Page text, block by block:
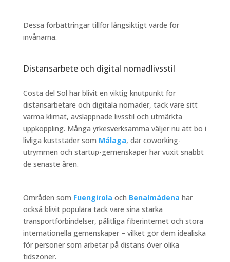
Dessa förbättringar tillför långsiktigt värde för
invånarna.
Distansarbete och digital nomadlivsstil
Costa del Sol har blivit en viktig knutpunkt för
distansarbetare och digitala nomader, tack vare sitt
varma klimat, avslappnade livsstil och utmärkta
uppkoppling. Många yrkesverksamma väljer nu att bo i
livliga kuststäder som Málaga, där coworking-
utrymmen och startup-gemenskaper har vuxit snabbt
de senaste åren.
Områden som Fuengirola och Benalmádena har
också blivit populära tack vare sina starka
transportförbindelser, pålitliga fiberinternet och stora
internationella gemenskaper – vilket gör dem idealiska
för personer som arbetar på distans över olika
tidszoner.